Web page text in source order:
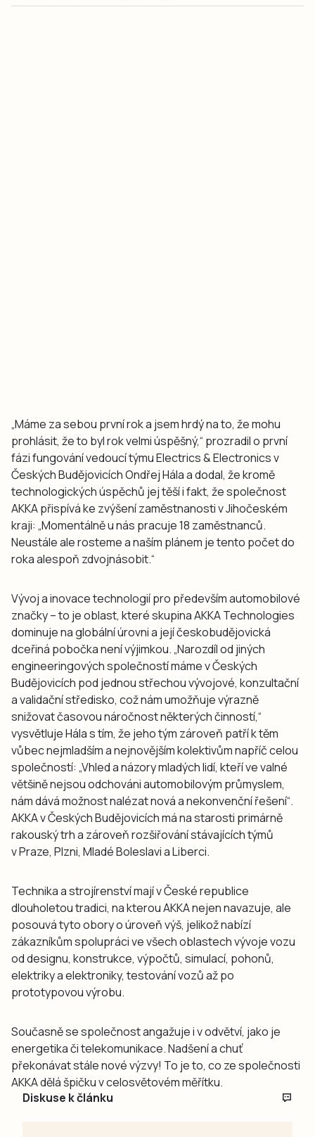
„Máme za sebou první rok a jsem hrdý na to, že mohu
prohlásit, že to byl rok velmi úspěšný,“ prozradil o první
fázi fungování vedoucí týmu Electrics & Electronics v
Českých Budějovicích Ondřej Hála a dodal, že kromě
technologických úspěchů jej těší i fakt, že společnost
AKKA přispívá ke zvýšení zaměstnanosti v Jihočeském
kraji: „Momentálně u nás pracuje 18 zaměstnanců.
Neustále ale rosteme a naším plánem je tento počet do
roka alespoň zdvojnásobit.“
Vývoj a inovace technologií pro především automobilové
značky – to je oblast, které skupina AKKA Technologies
dominuje na globální úrovni a její českobudějovická
dceřiná pobočka není výjimkou.„Narozdíl od jiných
engineeringových společností máme v Českých
Budějovicích pod jednou střechou vývojové, konzultační
a validační středisko, což nám umožňuje výrazně
snižovat časovou náročnost některých činností,“
vysvětluje Hála s tím, že jeho tým zároveň patří k těm
vůbec nejmladším a nejnovějším kolektivům napříč celou
společností: „Vhled a názory mladých lidí, kteří ve valné
většině nejsou odchováni automobilovým průmyslem,
nám dává možnost nalézat nová a nekonvenční řešení“.
AKKA v Českých Budějovicích má na starosti primárně
rakouský trh a zároveň rozšiřování stávajících týmů
v Praze, Plzni, Mladé Boleslavi a Liberci.
Technika a strojírenství mají v České republice
dlouholetou tradici, na kterou AKKA nejen navazuje, ale
posouvá tyto obory o úroveň výš, jelikož nabízí
zákazníkům spolupráci ve všech oblastech vývoje vozu
od designu, konstrukce, výpočtů, simulací, pohonů,
elektriky a elektroniky, testování vozů až po
prototypovou výrobu.
Současně se společnost angažuje i v odvětví, jako je
energetika či telekomunikace. Nadšení a chuť
překonávat stále nové výzvy! To je to, co ze společnosti
AKKA dělá špičku v celosvětovém měřítku.
Diskuse k článku